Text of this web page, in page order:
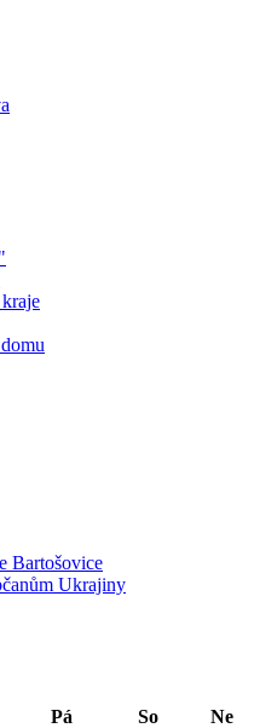
Bartošovice
Ukrajiny
Pá So
Ne